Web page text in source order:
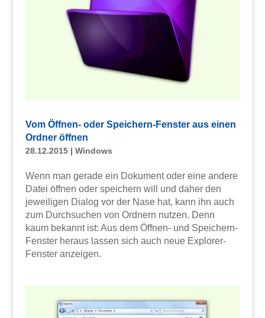
Vom Öffnen- oder Speichern-Fenster aus einen
Ordner öffnen
28.12.2015| Windows
Wenn man gerade ein Dokument oder eine andere
Datei öffnen oder speichern will und daher den
jeweiligen Dialog vor der Nase hat, kann ihn auch
zum Durchsuchen von Ordnern nutzen. Denn
kaum bekannt ist: Aus dem Öffnen- und Speichern-
Fenster heraus lassen sich auch neue Explorer-
Fenster anzeigen.